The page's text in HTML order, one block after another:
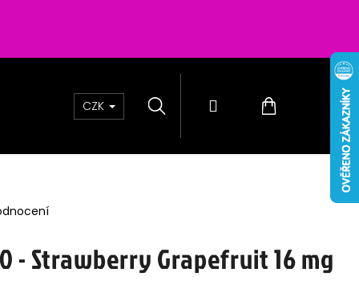
CZK Hledat PřihlášeníNákupní
- Strawberry Grapefruit 16 mg